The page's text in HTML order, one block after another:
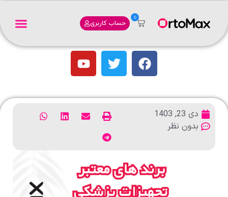
0
حساب کاربری
دی 23, 1403
بدون نظر